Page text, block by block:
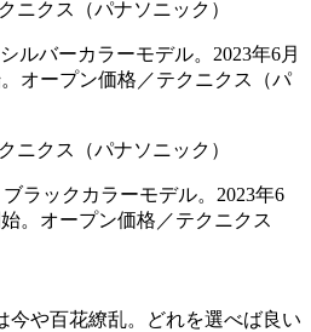
ルバーカラーモデル。2023年6月
オープン価格／テクニクス（パ
ラックカラーモデル。2023年6
。オープン価格／テクニクス
今や百花繚乱。どれを選べば良い